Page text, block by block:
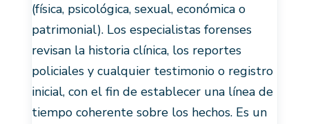
(física, psicológica, sexual, económica o
patrimonial). Los especialistas forenses
revisan la historia clínica, los reportes
policiales y cualquier testimonio o registro
inicial, con el fin de establecer una línea de
tiempo coherente sobre los hechos. Es un